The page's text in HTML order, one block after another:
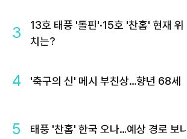
3
13호 태풍 '돌핀'·15호 '찬홈' 현재 위
치는?
4 '축구의 신' 메시 부친상…향년 68세
5 태풍 '찬홈' 한국 오나…예상 경로 보니